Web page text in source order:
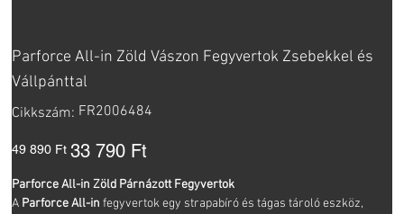
Parforce All-in Zöld Vászon Fegyvertok Zsebekkel és
Vállpánttal
Cikkszám: Cikkszám:
FR2006484
FR2006484
Eredeti
ár
49 890 Ft Akciós
ár
33 790 Ft
Parforce All-in Zöld Párnázott Fegyvertok
A Parforce All-in fegyvertok egy strapabíró és tágas tároló eszköz,